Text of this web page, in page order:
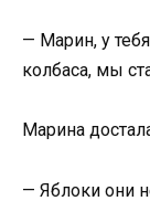
— Марин, у
колбаса, мы
Марина
— Яблоки они